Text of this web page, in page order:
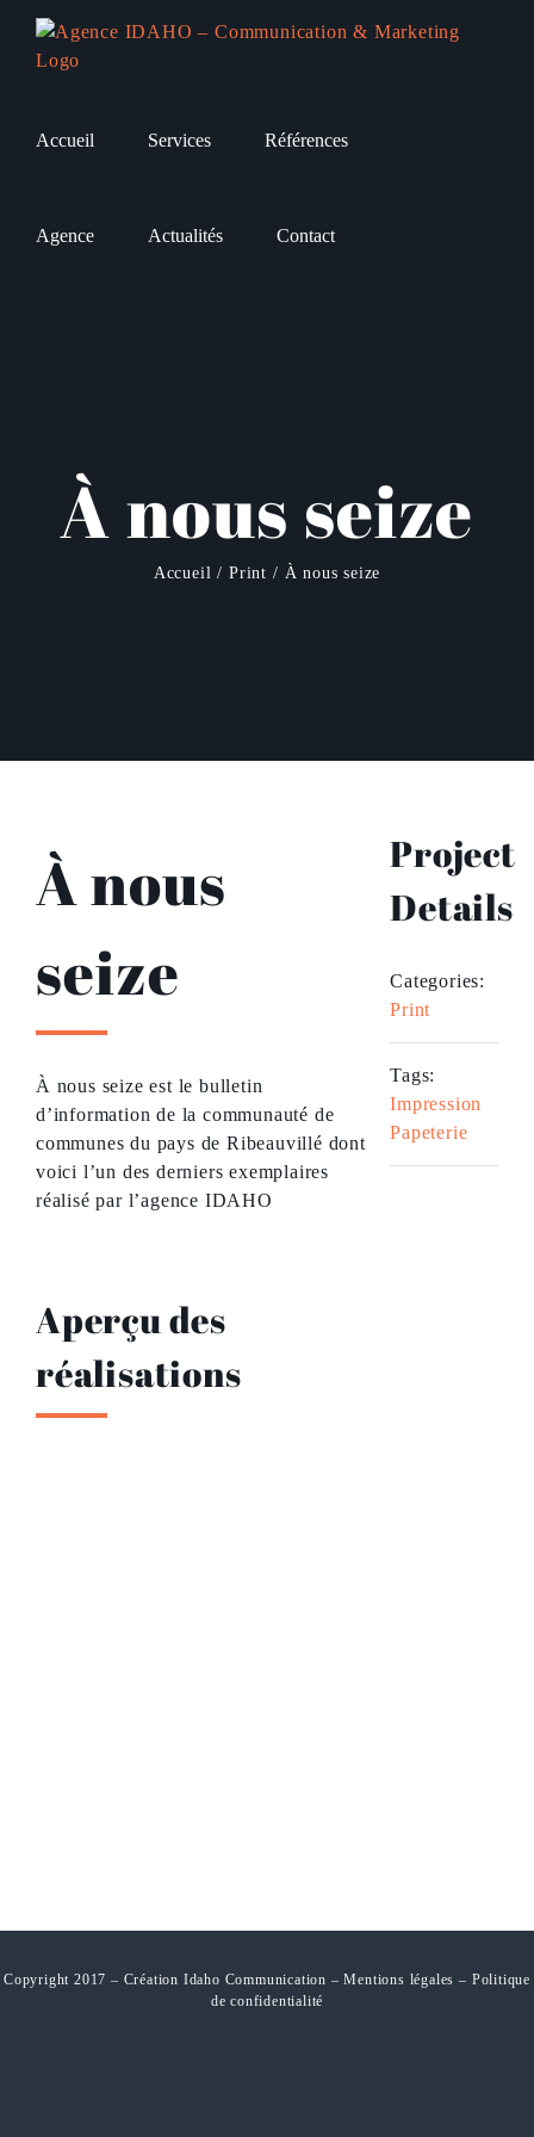
contenu
Accueil Services Références
Agence Actualités Contact
À nous seize
Accueil Print À nous seize
À nous
seize
À nous seize est le bulletin
d’information de la communauté de
communes du pays de Ribeauvillé dont
voici l’un des derniers exemplaires
réalisé par l’agence IDAHO
Aperçu des
réalisations
Project
Details
Categories:
Print
Tags:
Impression
Papeterie
Copyright 2017 – Création Idaho Communication –Mentions légales – Politique
de confidentialité